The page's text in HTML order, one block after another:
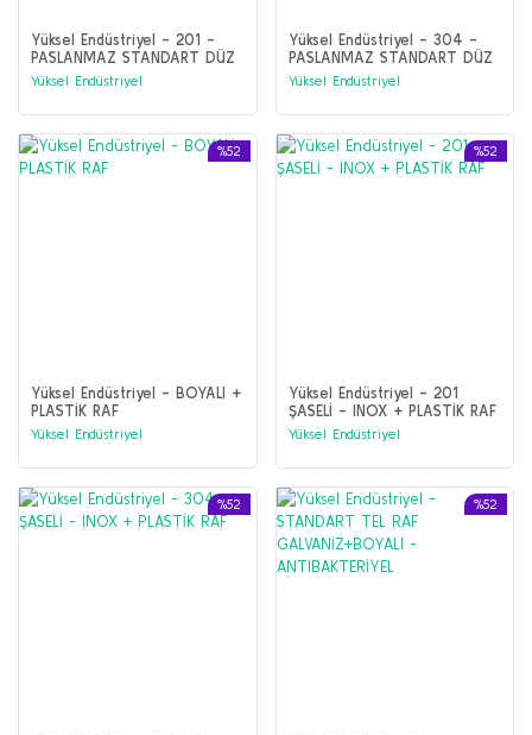
Yüksel Endüstriyel - 201 -
PASLANMAZ STANDART DÜZ
RAF
Yüksel Endüstriyel
Yüksel Endüstriyel - 304 -
PASLANMAZ STANDART DÜZ
RAF
Yüksel Endüstriyel
%52
Yüksel Endüstriyel - BOYALI +
PLASTİK RAF
Yüksel Endüstriyel
%52
Yüksel Endüstriyel - 201
ŞASELİ - INOX + PLASTİK RAF
Yüksel Endüstriyel
%52 %52